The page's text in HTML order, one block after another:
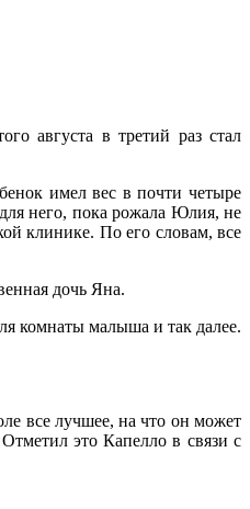
августа в третий раз стал
имел вес в почти четыре
него, пока рожала Юлия, не
клинике. По его словам, все
дочь Яна.
комнаты малыша и так далее.
все лучшее, на что он может
это Капелло в связи с